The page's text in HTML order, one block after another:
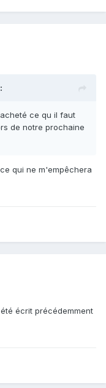
ce qu il faut
de notre prochaine
qui ne m'empêchera
écrit précédemment